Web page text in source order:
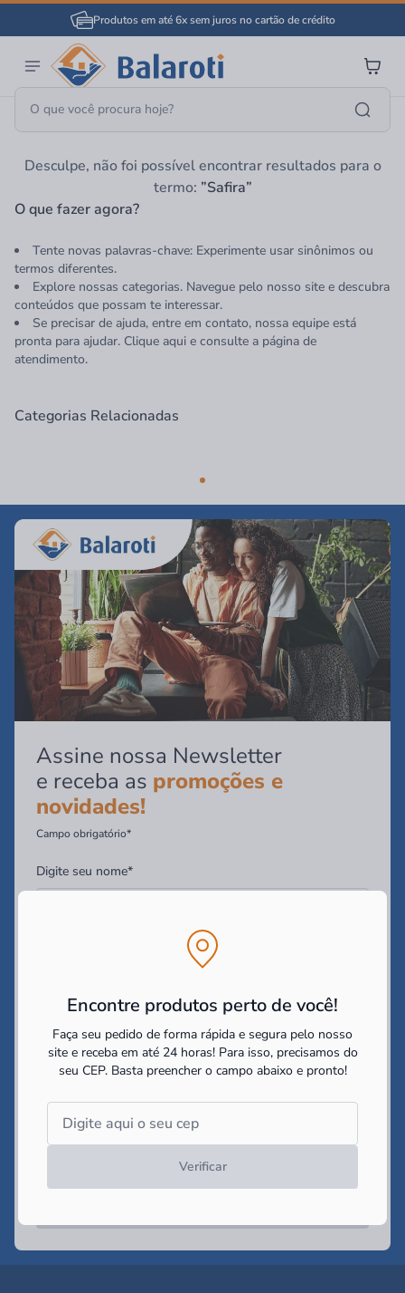
Produtos em até 6x sem juros no cartão de crédito
Encontre produtos perto de você!
Faça seu pedido de forma rápida e segura pelo nosso
site e receba em até 24 horas! Para isso, precisamos do
seu CEP. Basta preencher o campo abaixo e pronto!
Verificar
Página Inicial Safira
Desculpe, não foi possível encontrar resultados para o
termo: ”Safira”
O que fazer agora?
Tente novas palavras-chave: Experimente usar sinônimos ou
termos diferentes.
Explore nossas categorias. Navegue pelo nosso site e descubra
conteúdos que possam te interessar.
Se precisar de ajuda, entre em contato, nossa equipe está
pronta para ajudar. Clique aqui e consulte a página de
atendimento.
Categorias Relacionadas
Assine nossa Newsletter
e receba as promoções e
novidades!
Campo obrigatório*
Digite seu nome*
Digite seu WhatsApp (Opcional)
Construir Reformar Decorar
Li e concordo com aspoliticas de cookies e políticas de
impostas pelo site